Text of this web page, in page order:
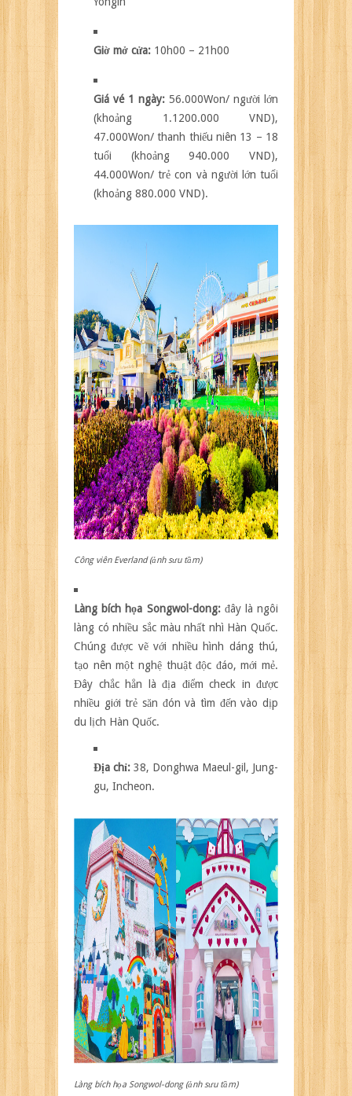
Giờ mở cửa: 10h00 – 21h00
Giá vé 1 ngày: 56.000Won/ người lớn
(khoảng 1.1200.000 VND),
47.000Won/ thanh thiếu niên 13 – 18
tuổi (khoảng 940.000 VND),
44.000Won/ trẻ con và người lớn tuổi
(khoảng 880.000 VND).
Công viên Everland (ảnh sưu tầm)
Làng bích họa Songwol-dong: đây là ngôi
làng có nhiều sắc màu nhất nhì Hàn Quốc.
Chúng được vẽ với nhiều hình dáng thú,
tạo nên một nghệ thuật độc đáo, mới mẻ.
Đây chắc hẳn là địa điểm check in được
nhiều giới trẻ săn đón và tìm đến vào dịp
du lịch Hàn Quốc.
Địa chỉ: 38, Donghwa Maeul-gil, Jung-
gu, Incheon.
Làng bích họa Songwol-dong (ảnh sưu tầm)